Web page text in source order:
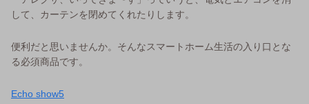
して、カーテンを閉めてくれたりします。
便利だと思いませんか。そんなスマートホーム生活の入り口とな
る必須商品です。
Echo show5